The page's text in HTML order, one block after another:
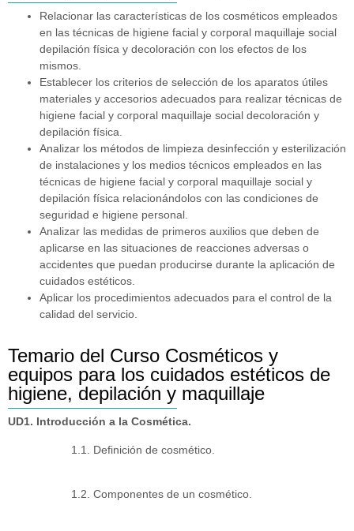
Relacionar las características de los cosméticos empleados
en las técnicas de higiene facial y corporal maquillaje social
depilación física y decoloración con los efectos de los
mismos.
Establecer los criterios de selección de los aparatos útiles
materiales y accesorios adecuados para realizar técnicas de
higiene facial y corporal maquillaje social decoloración y
depilación física.
Analizar los métodos de limpieza desinfección y esterilización
de instalaciones y los medios técnicos empleados en las
técnicas de higiene facial y corporal maquillaje social y
depilación física relacionándolos con las condiciones de
seguridad e higiene personal.
Analizar las medidas de primeros auxilios que deben de
aplicarse en las situaciones de reacciones adversas o
accidentes que puedan producirse durante la aplicación de
cuidados estéticos.
Aplicar los procedimientos adecuados para el control de la
calidad del servicio.
Temario del Curso Cosméticos y
equipos para los cuidados estéticos de
higiene, depilación y maquillaje
UD1. Introducción a la Cosmética.
1.1. Definición de cosmético.
1.2. Componentes de un cosmético.